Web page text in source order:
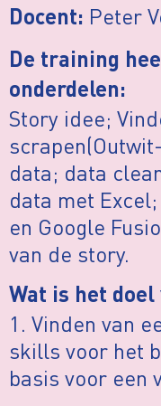
Docent: Peter
De training
onderdelen:
Story idee;
data; data
data met
en Google
van de story.
Wat is het
1. Vinden van
skills voor het
basis voor een